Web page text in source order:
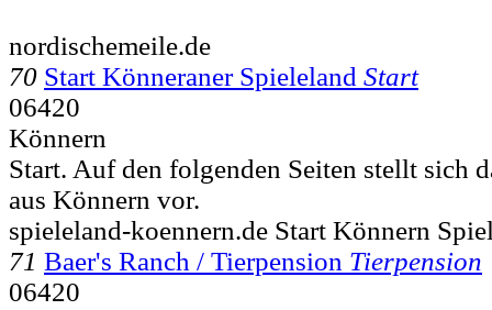
nordischemeile.de
70 Start Könneraner Spieleland Start
06420
Könnern
Start. Auf den folgenden Seiten stellt sich
aus Könnern vor.
spieleland-koennern.de Start Könnern
71 Baer's Ranch / Tierpension Tierpension
06420